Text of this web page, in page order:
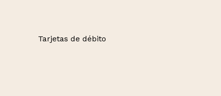
Tarjetas de débito